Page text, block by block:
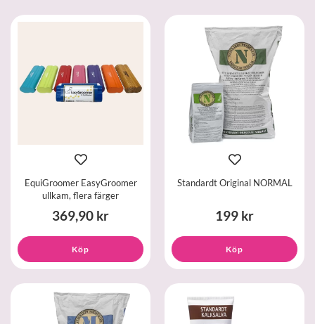
EquiGroomer EasyGroomer
ullkam, flera färger
369,90 kr
Köp
Standardt Original NORMAL
199 kr
Köp